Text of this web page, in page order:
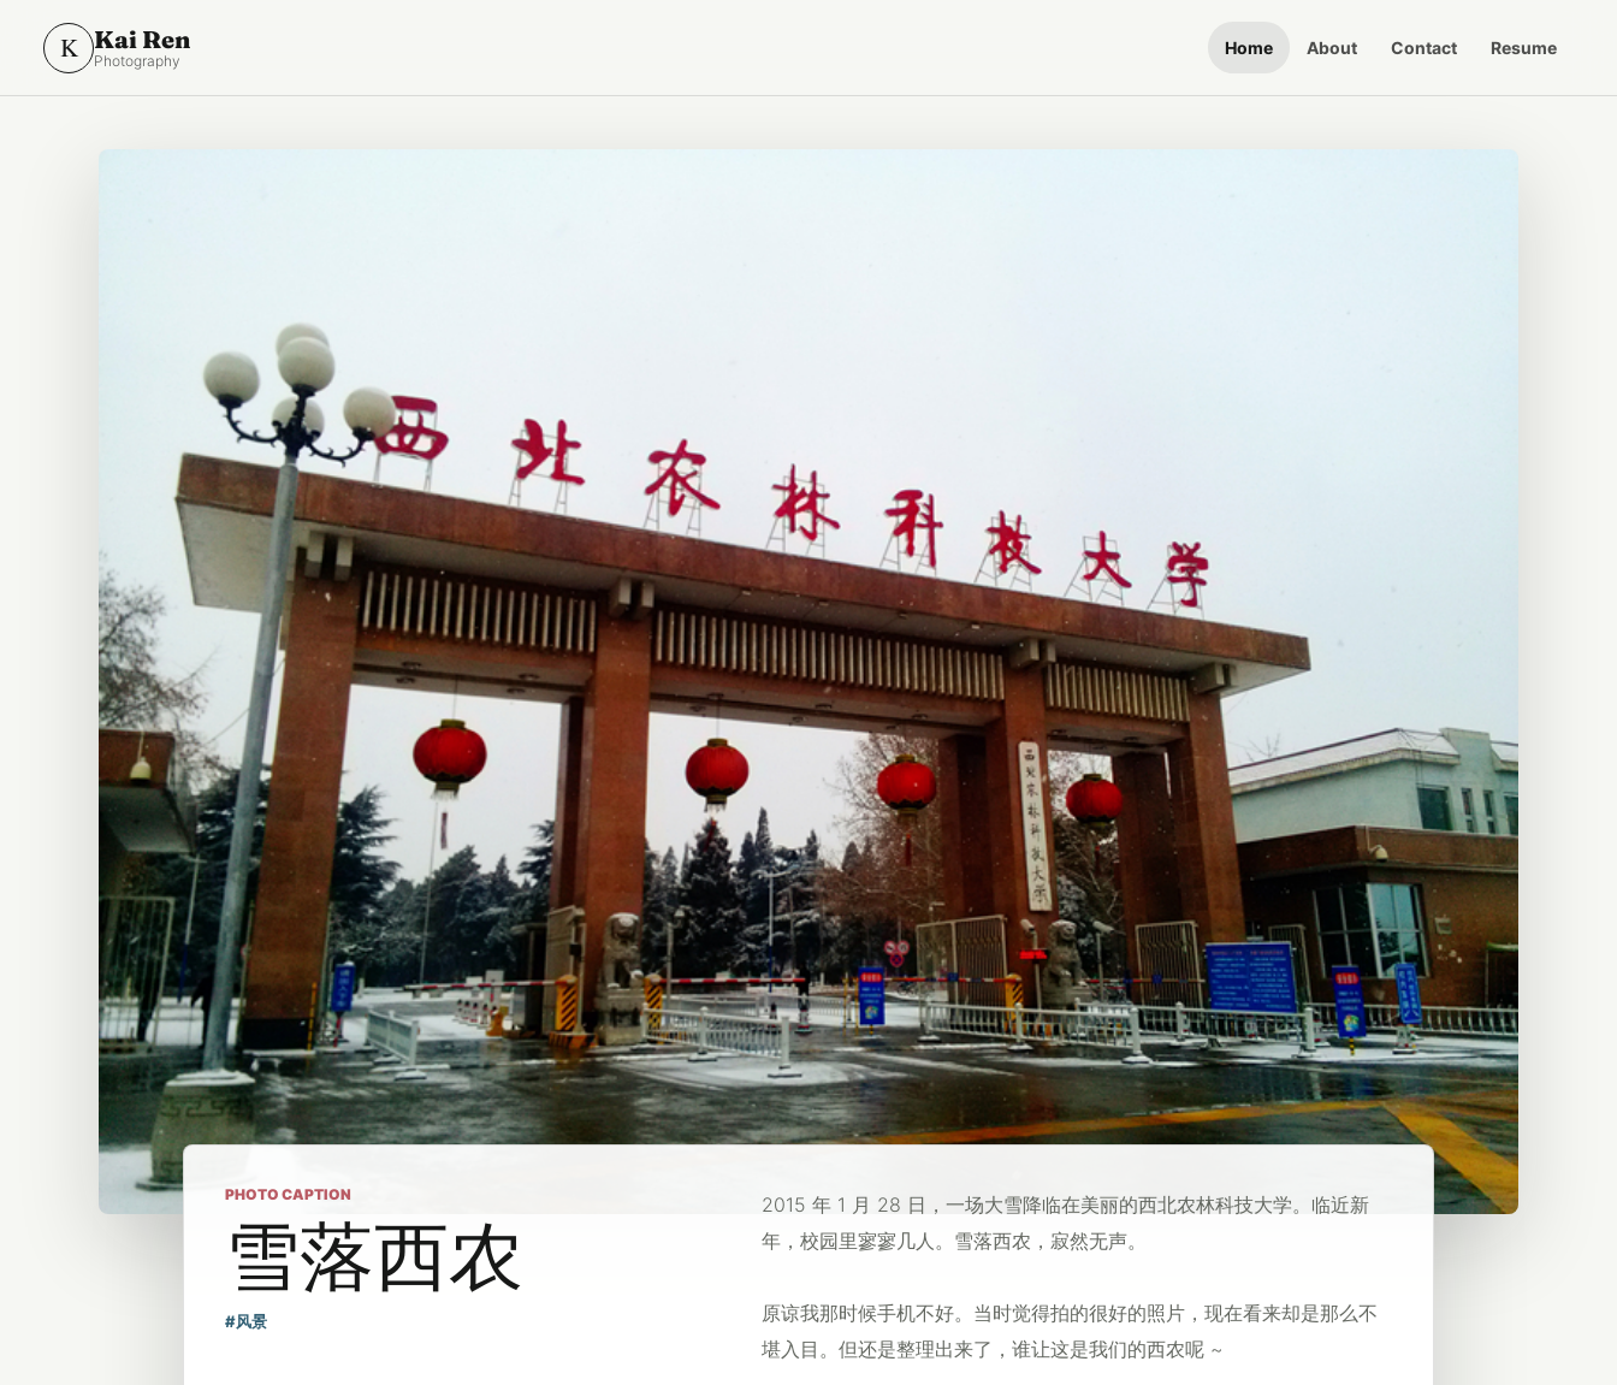
K Kai Ren
Photography
Home About Contact Resume
PHOTO CAPTION
雪落西农
#风景
2015 年 1 月 28 日，一场大雪降临在美丽的西北农林科技大学。临近新
年，校园里寥寥几人。雪落西农，寂然无声。
原谅我那时候手机不好。当时觉得拍的很好的照片，现在看来却是那么不
堪入目。但还是整理出来了，谁让这是我们的西农呢 ~